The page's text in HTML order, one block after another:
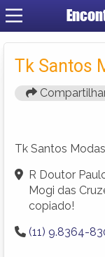
Tk Santos
Tk Santos
R Doutor
Mogi das
copiado!
(11) 9.8364-